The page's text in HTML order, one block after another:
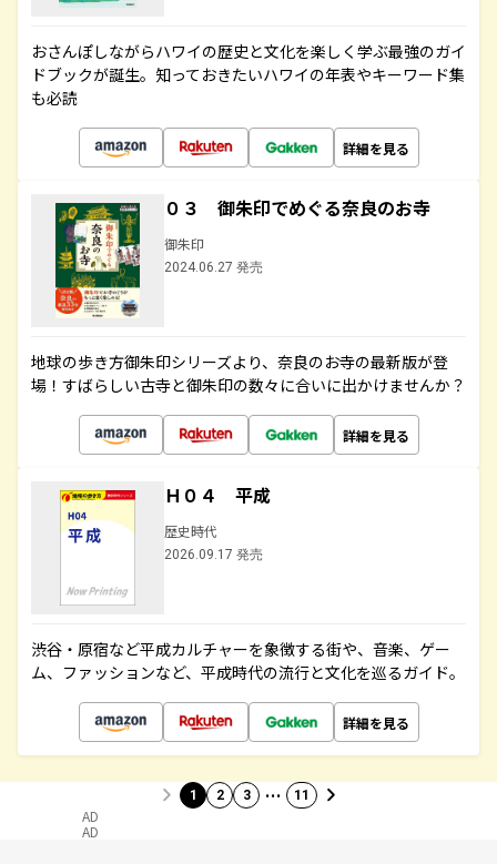
おさんぽしながらハワイの歴史と文化を楽しく学ぶ最強のガイ
ドブックが誕生。知っておきたいハワイの年表やキーワード集
も必読
詳細を見る
０３ 御朱印でめぐる奈良のお寺
御朱印
2024.06.27 発売
地球の歩き方御朱印シリーズより、奈良のお寺の最新版が登
場！すばらしい古寺と御朱印の数々に合いに出かけませんか？
詳細を見る
Ｈ０４ 平成
歴史時代
2026.09.17 発売
渋谷・原宿など平成カルチャーを象徴する街や、音楽、ゲー
ム、ファッションなど、平成時代の流行と文化を巡るガイド。
詳細を見る
1 2 3 … 11
AD
AD